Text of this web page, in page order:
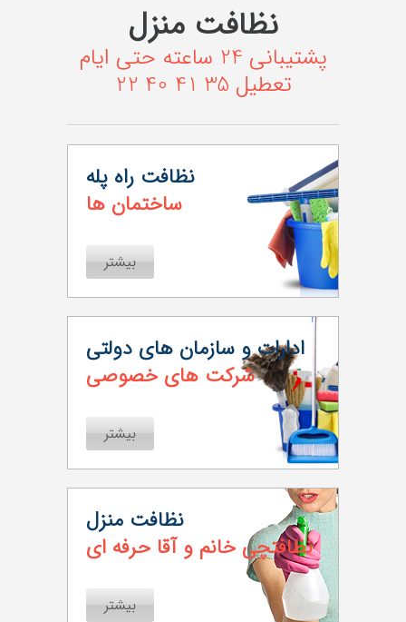
مطالب جالب نظافت منزل
درباره ما
نظافت منزل
پشتیبانی 24 ساعته حتی ایام
تعطیل 35 41 40 22
نظافت راه پله
ساختمان ها
بیشتر
ادارات و سازمان های دولتی
شرکت های خصوصی
بیشتر
نظافت منزل
نظافتچی خانم و آقا حرفه ای
بیشتر